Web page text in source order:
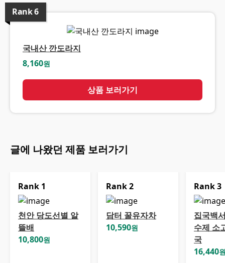
Rank6
국내산 깐도라지
8,160원
상품 보러가기
글에 나왔던 제품 보러가기
Rank 1
천안 당도선별 알
뜰배
10,800원
Rank2
담터 꿀유자차
10,590원
Rank3
집국백
수제 소
국
16,440